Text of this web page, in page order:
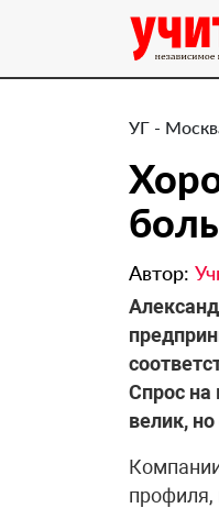
УГ -
Автор:
Спрос на
велик,
профиля,